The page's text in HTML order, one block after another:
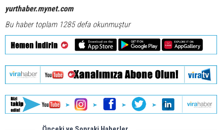
yurthaber.mynet.com
Bu haber toplam 1285 defa okunmuştur